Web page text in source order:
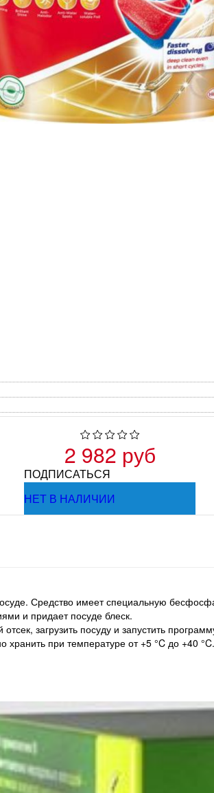
2 982 руб
ПОДПИСАТЬСЯ
НЕТ В НАЛИЧИИ
Средство имеет специальную
и придает посуде блеск.
загрузить посуду и запустить
при температуре от +5 °C до +40